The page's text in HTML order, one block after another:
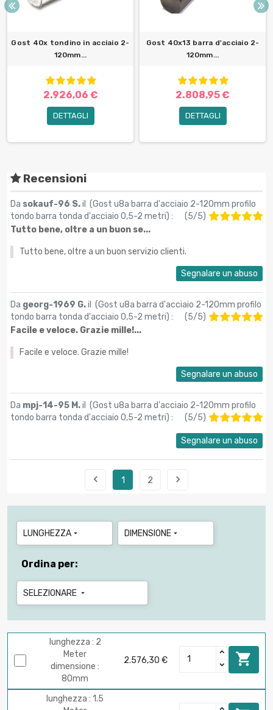
Gost 40x tondino in acciaio 2-
120mm...
2.926,06 €
DETTAGLI
Gost 40x13 barra d'acciaio 2-
120mm...
2.808,95 €
DETTAGLI
Recensioni
Da sokauf-96 S.il (Gost u8a barra d'acciaio 2-120mm profilo
tondo barra tonda d'acciaio 0,5-2 metri) : (5/5)
Tutto bene, oltre a un buon se...
Tutto bene, oltre a un buon servizio clienti.
Segnalare un abuso
Da georg-1969 G.il (Gost u8a barra d'acciaio 2-120mm profilo
tondo barra tonda d'acciaio 0,5-2 metri) : (5/5)
Facile e veloce. Grazie mille!...
Facile e veloce. Grazie mille!
Segnalare un abuso
Da mpj-14-95 M.il (Gost u8a barra d'acciaio 2-120mm profilo
tondo barra tonda d'acciaio 0,5-2 metri) : (5/5)
Segnalare un abuso
 1 2 
LUNGHEZZA  DIMENSIONE 
Ordina per:
SELEZIONARE 
lunghezza : 2
Meter
dimensione :
80mm
2.576,30 € 
lunghezza : 1.5